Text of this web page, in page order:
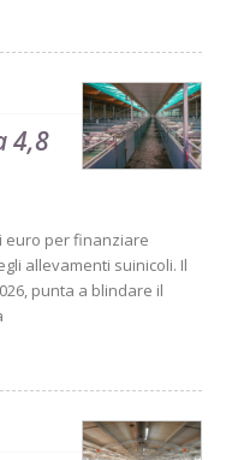
4,8
euro per finanziare
allevamenti suinicoli. Il
punta a blindare il